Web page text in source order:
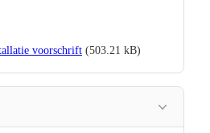
voorschrift (503.21 kB)